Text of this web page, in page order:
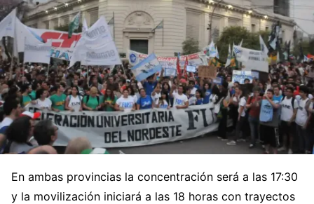
En ambas provincias la concentración será a las 17:30
y la movilización iniciará a las 18 horas con trayectos